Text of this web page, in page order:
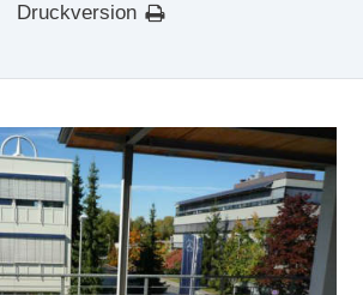
Druckversion